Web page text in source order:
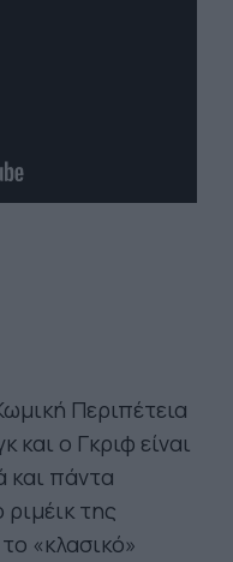
Περιπέτεια
και ο Γκριφ είναι
και πάντα
της
«κλασικό»